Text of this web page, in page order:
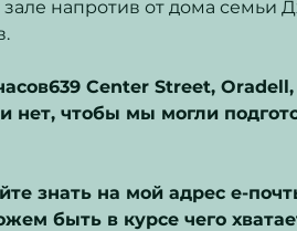
напротив от дома семьи
639 Center Street, Oradell,
нет, чтобы мы могли
знать на мой адрес е-